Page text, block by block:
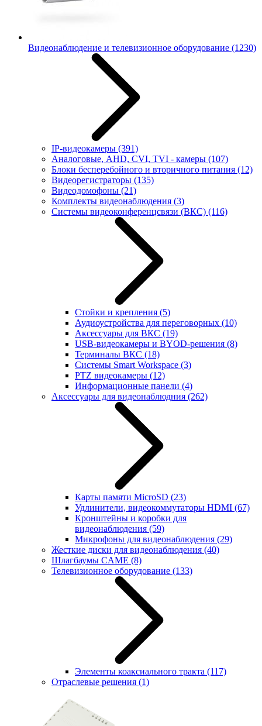
Видеонаблюдение и телевизионное оборудование (1230)
IP-видеокамеры (391)
Аналоговые, AHD, CVI, TVI - камеры (107)
Блоки бесперебойного и вторичного питания (12)
Видеорегистраторы (135)
Видеодомофоны (21)
Комплекты видеонаблюдения (3)
Системы видеоконференцсвязи (ВКС) (116)
Стойки и крепления (5)
Аудиоустройства для переговорных (10)
Аксессуары для ВКС (19)
USB-видеокамеры и BYOD-решения (8)
Терминалы ВКС (18)
Системы Smart Workspace (3)
PTZ видеокамеры (12)
Информационные панели (4)
Аксессуары для видеонаблюдния (262)
Карты памяти MicroSD (23)
Удлинители, видеокоммутаторы HDMI (67)
Кронштейны и коробки для
видеонаблюдения (59)
Микрофоны для видеонаблюдения (29)
Жесткие диски для видеонаблюдения (40)
Шлагбаумы CAME (8)
Телевизионное оборудование (133)
Элементы коаксиального тракта (117)
Отраслевые решения (1)